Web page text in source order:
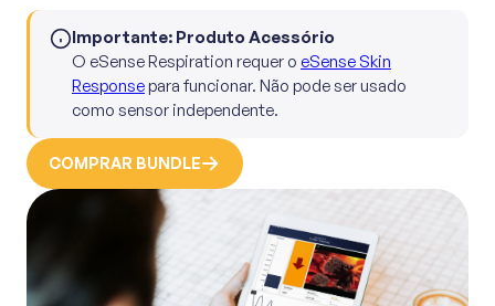
Importante: Produto Acessório
O eSense Respiration requer o eSense Skin
Responsepara funcionar. Não pode ser usado
como sensor independente.
COMPRAR BUNDLE